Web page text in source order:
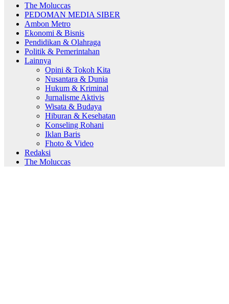
The Moluccas
PEDOMAN MEDIA SIBER
Ambon Metro
Ekonomi & Bisnis
Pendidikan & Olahraga
Politik & Pemerintahan
Lainnya
Opini & Tokoh Kita
Nusantara & Dunia
Hukum & Kriminal
Jurnalisme Aktivis
Wisata & Budaya
Hiburan & Kesehatan
Konseling Rohani
Iklan Baris
Fhoto & Video
Redaksi
The Moluccas